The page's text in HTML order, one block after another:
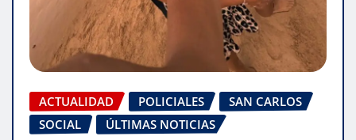
ACTUALIDAD POLICIALES
SAN CARLOS
SOCIAL
ÚLTIMAS NOTICIAS